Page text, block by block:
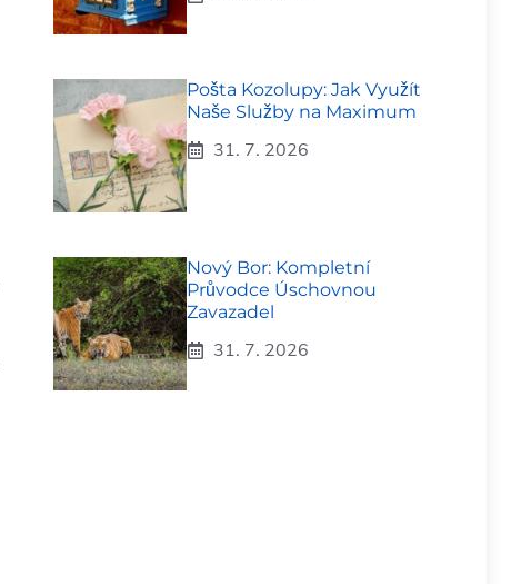
Pošta Kozolupy: Jak Využít
Naše Služby na Maximum
31. 7. 2026
Nový Bor: Kompletní
Průvodce Úschovnou
Zavazadel
31. 7. 2026